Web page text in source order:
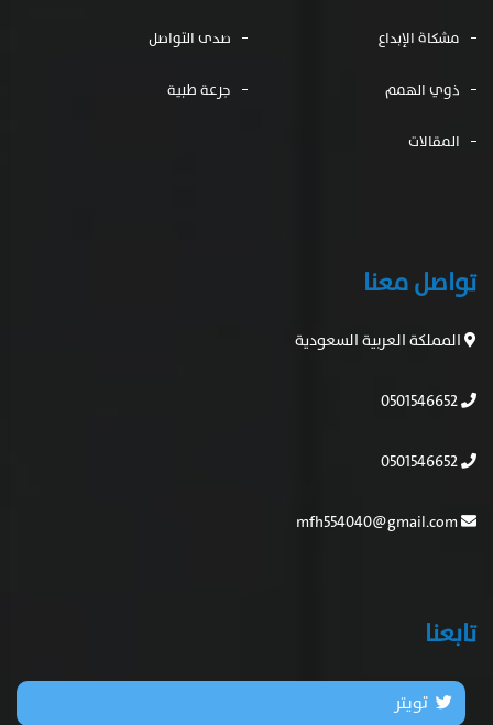
مشكاة الإبداع صدى التواصل
ذوي الهمم جرعة طبية
المقالات
تواصل معنا
المملكة العربية السعودية
تابعنا
تويتر